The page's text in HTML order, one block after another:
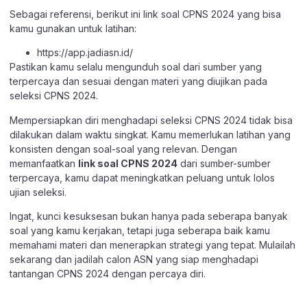
Sebagai referensi, berikut ini link soal CPNS 2024 yang bisa
kamu gunakan untuk latihan:
https://app.jadiasn.id/
Pastikan kamu selalu mengunduh soal dari sumber yang
terpercaya dan sesuai dengan materi yang diujikan pada
seleksi CPNS 2024.
Mempersiapkan diri menghadapi seleksi CPNS 2024 tidak bisa
dilakukan dalam waktu singkat. Kamu memerlukan latihan yang
konsisten dengan soal-soal yang relevan. Dengan
memanfaatkan link soal CPNS 2024 dari sumber-sumber
terpercaya, kamu dapat meningkatkan peluang untuk lolos
ujian seleksi.
Ingat, kunci kesuksesan bukan hanya pada seberapa banyak
soal yang kamu kerjakan, tetapi juga seberapa baik kamu
memahami materi dan menerapkan strategi yang tepat. Mulailah
sekarang dan jadilah calon ASN yang siap menghadapi
tantangan CPNS 2024 dengan percaya diri.